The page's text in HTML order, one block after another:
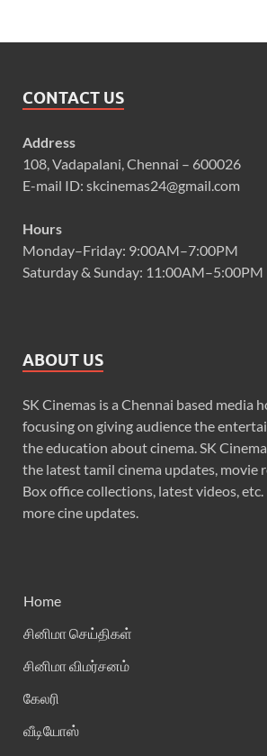
CONTACT US
Address
108, Vadapalani, Chennai – 600026
E-mail ID: skcinemas24@gmail.com
Hours
Monday–Friday: 9:00AM–7:00PM
Saturday & Sunday: 11:00AM–5:00PM
ABOUT US
SK Cinemas is a Chennai based media
focusing on giving audience the
the education about cinema. SK
the latest tamil cinema updates, movie
Box office collections, latest videos,
more cine updates.
Home
சினிமா செய்திகள்
சினிமா விமர்சனம்
கேலரி
வீடியோஸ்